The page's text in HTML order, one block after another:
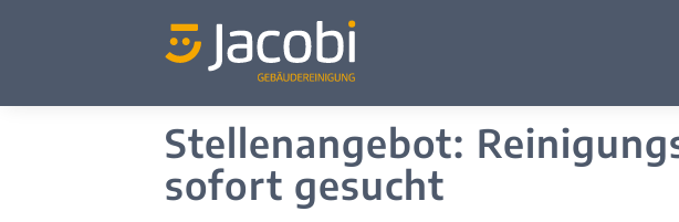
Stellenangebot:
sofort gesucht